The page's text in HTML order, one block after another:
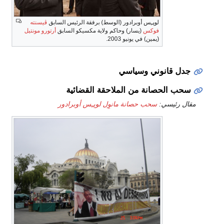
لوپـِس أوبرادور (الوسط) برفقة الرئيس السابق ڤيسنته
فوكس (يسار) وحاكم ولاية مكسيكو السابق أرتورو مونتيل
(يمين) في يونيو 2003.
جدل قانوني وسياسي
سحب الحصانة من الملاحقة القضائية
مقال رئيسي:سحب حصانة مانوِل لوپـِس أوبرادور